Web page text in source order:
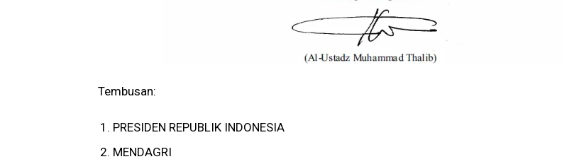
Tembusan:
PRESIDEN REPUBLIK INDONESIA
MENDAGRI